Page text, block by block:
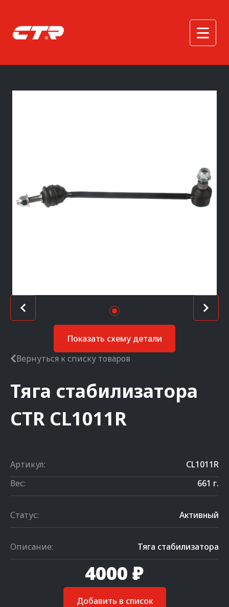
Показать схему детали
Вернуться к списку товаров
Тяга стабилизатора
CTR CL1011R
Артикул:
CL1011R
Вес:
661 г.
Статус: Активный
Описание: Тяга стабилизатора
4000 ₽
Добавить в список